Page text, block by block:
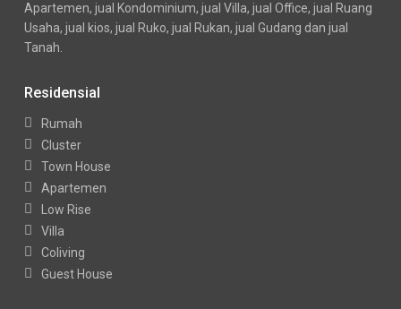
Apartemen, jual Kondominium, jual Villa, jual Office, jual Ruang
Usaha, jual kios, jual Ruko, jual Rukan, jual Gudang dan jual
Tanah.
Residensial
Rumah
Cluster
Town House
Apartemen
Low Rise
Villa
Coliving
Guest House